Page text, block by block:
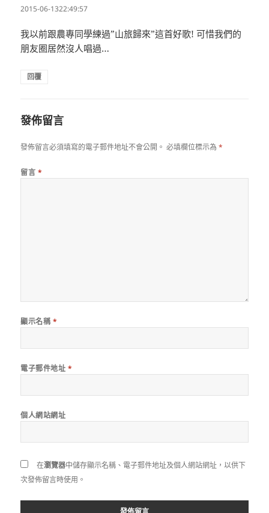
示:
2015-06-1322:49:57
我以前跟農專同學練過”山旅歸來”這首好歌! 可惜我們的
朋友圈居然沒人唱過…
回覆
發佈留言
發佈留言必須填寫的電子郵件地址不會公開。 必填欄位標示為*
留言 *
顯示名稱 *
電子郵件地址 *
個人網站網址
在瀏覽器中儲存顯示名稱、電子郵件地址及個人網站網址，以供下
次發佈留言時使用。